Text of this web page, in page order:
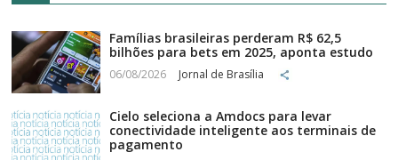
Famílias brasileiras perderam R$ 62,5
bilhões para bets em 2025, aponta estudo
06/08/2026 Jornal de Brasília
Cielo seleciona a Amdocs para levar
conectividade inteligente aos terminais de
pagamento